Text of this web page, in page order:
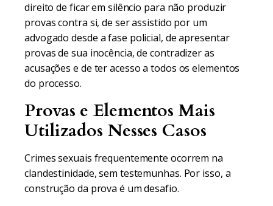
direito de ficar em silêncio para não produzir
provas contra si, de ser assistido por um
advogado desde a fase policial, de apresentar
provas de sua inocência, de contradizer as
acusações e de ter acesso a todos os elementos
do processo.
Provas e Elementos Mais
Utilizados Nesses Casos
Crimes sexuais frequentemente ocorrem na
clandestinidade, sem testemunhas. Por isso, a
construção da prova é um desafio.